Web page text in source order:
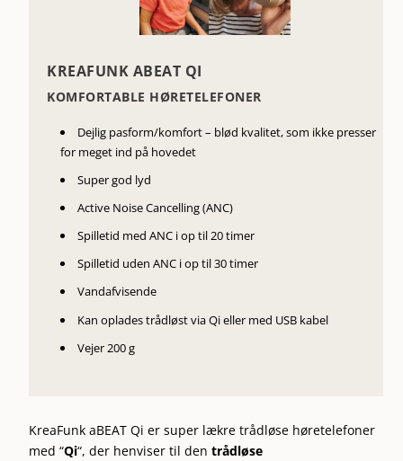
KREAFUNK ABEAT QI
KOMFORTABLE HØRETELEFONER
Dejlig pasform/komfort – blød kvalitet, som ikke presser
for meget ind på hovedet
Super god lyd
Active Noise Cancelling (ANC)
Spilletid med ANC i op til 20 timer
Spilletid uden ANC i op til 30 timer
Vandafvisende
Kan oplades trådløst via Qi eller med USB kabel
Vejer 200 g
KreaFunk aBEAT Qi er super lækre trådløse høretelefoner
med “Qi“, der henviser til dentrådløse